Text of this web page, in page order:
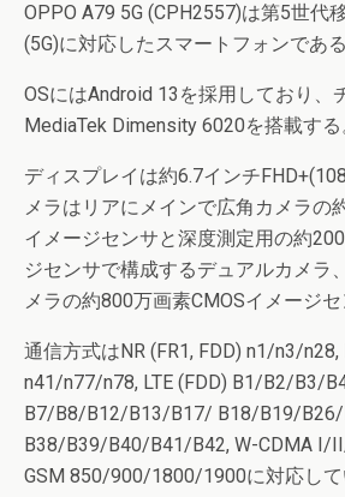
OPPO A79 5G (CPH2557)は第5世代
(5G)に対応したスマートフォンである
OSにはAndroid 13を採用しており、
MediaTek Dimensity 6020を搭載する
ディスプレイは約6.7インチ
メラはリアにメインで広角カメラの
イメージセンサと深度測定用の約
ジセンサで構成するデュアルカメラ
メラの約800万画素CMOSイメージセ
通信方式はNR (FR1, FDD) n1/n3/n28,
n41/n77/n78, LTE (FDD) B1/B2/B3/
B7/B8/B12/B13/B17/ B18/B19/B26/
B38/B39/B40/B41/B42, W-CDMA
GSM 850/900/1800/1900に対応して